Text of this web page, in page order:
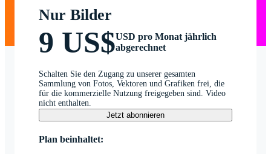
Nur Bilder
9 US$USD pro Monat jährlich
abgerechnet
Schalten Sie den Zugang zu unserer gesamten
Sammlung von Fotos, Vektoren und Grafiken frei, die
für die kommerzielle Nutzung freigegeben sind. Video
nicht enthalten.
Jetzt abonnieren
Plan beinhaltet: